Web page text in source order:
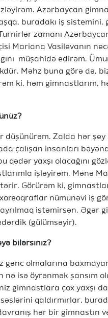
Azərbaycan
buradakı iş sistemini,
zamanı
Mariana Vasilevanın
müşahidə edirəm.
Məhz buna görə də,
ki, həm gimnastlarım,
düşünürəm. Zalda hər
çalışan insanları
qədər yaxşı olacağını
işləyirəm. Mənə
Görürəm ki,
nümunəvi iş
istəmirsən. Əgər
(gülümsəyir).
bilərsiniz?
gənc olmalarına
isə öyrənmək şansım
gimnastlara çox yaxşı
qaldırmırlar,
hər bir gimnastın